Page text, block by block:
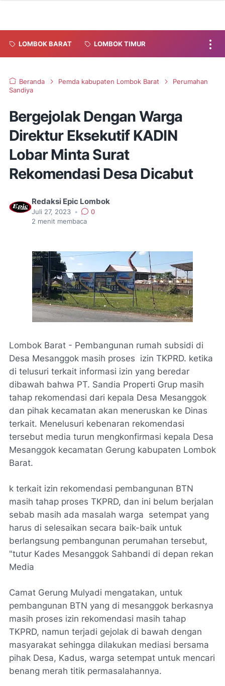
LOMBOK BARAT LOMBOK TIMUR
Beranda Pemda kabupaten Lombok Barat
Perumahan
Sandiya
Bergejolak Dengan Warga
Direktur Eksekutif KADIN
Lobar Minta Surat
Rekomendasi Desa Dicabut
Redaksi Epic Lombok
Juli 27, 2023 •
0
2 menit membaca
Lombok Barat - Pembangunan rumah subsidi di
Desa Mesanggok masih proses izin TKPRD. ketika
di telusuri terkait informasi izin yang beredar
dibawah bahwa PT. Sandia Properti Grup masih
tahap rekomendasi dari kepala Desa Mesanggok
dan pihak kecamatan akan meneruskan ke Dinas
terkait. Menelusuri kebenaran rekomendasi
tersebut media turun mengkonfirmasi kepala Desa
Mesanggok kecamatan Gerung kabupaten Lombok
Barat.
k terkait izin rekomendasi pembangunan BTN
masih tahap proses TKPRD, dan ini belum berjalan
sebab masih ada masalah warga setempat yang
harus di selesaikan secara baik-baik untuk
berlangsung pembangunan perumahan tersebut,
"tutur Kades Mesanggok Sahbandi di depan rekan
Media
Camat Gerung Mulyadi mengatakan, untuk
pembangunan BTN yang di mesanggok berkasnya
masih proses izin rekomendasi masih tahap
TKPRD, namun terjadi gejolak di bawah dengan
masyarakat sehingga dilakukan mediasi bersama
pihak Desa, Kadus, warga setempat untuk mencari
benang merah titik permasalahannya.